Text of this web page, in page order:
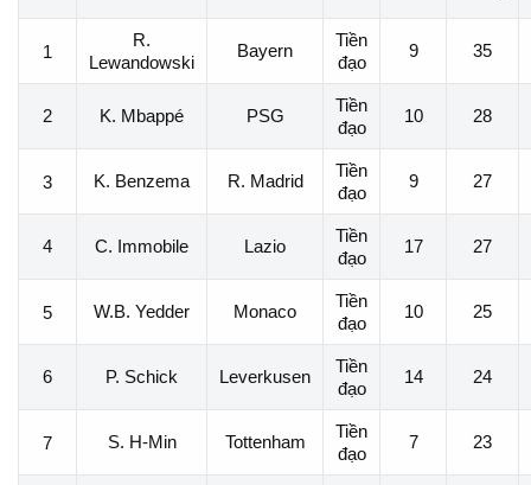
1
R.
Lewandowski
Bayern
Tiền
đạo
9 35
2 K. Mbappé PSG
Tiền
đạo
10 28
3 K. Benzema R. Madrid
Tiền
đạo
9 27
4 C. Immobile Lazio
Tiền
đạo
17 27
5 W.B. Yedder Monaco
Tiền
đạo
10 25
6 P. Schick Leverkusen
Tiền
đạo
14 24
7 S. H-Min Tottenham
Tiền
đạo
7 23